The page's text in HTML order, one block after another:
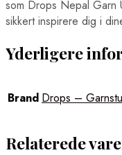
som Drops Nepal Garn
sikkert inspirere dig i
Yderligere
Brand Drops –
Relaterede